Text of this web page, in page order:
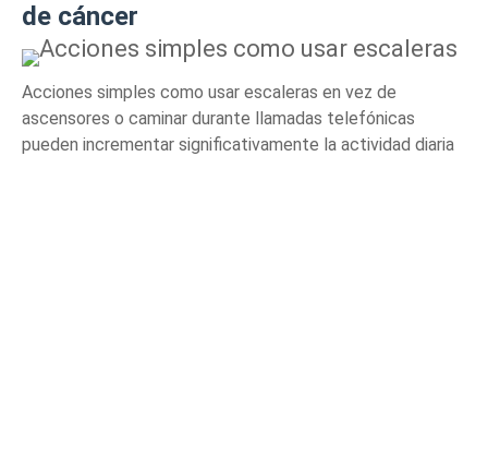
de cáncer
Acciones simples como usar escaleras en vez de
ascensores o caminar durante llamadas telefónicas
pueden incrementar significativamente la actividad diaria